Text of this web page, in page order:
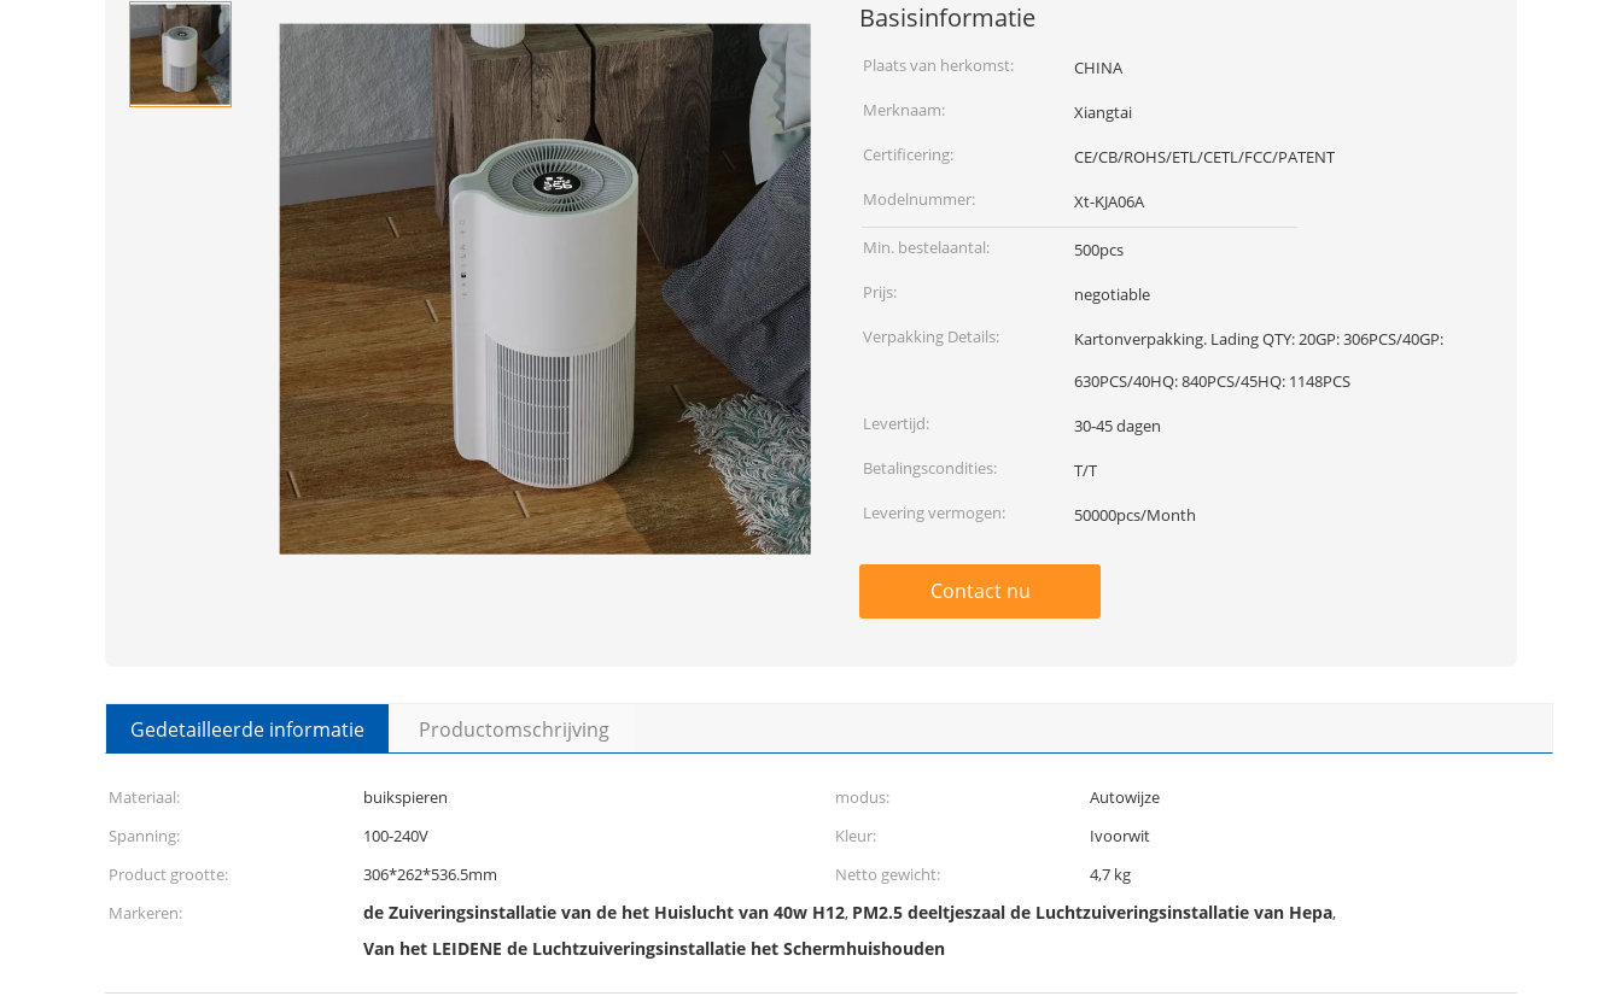
Basisinformatie
Plaats van herkomst:
CHINA
Merknaam:
Xiangtai
Certificering:
CE/CB/ROHS/ETL/CETL/FCC/PATENT
Modelnummer:
Xt-KJA06A
Min. bestelaantal:
500pcs
Prijs:
negotiable
Verpakking Details:
Kartonverpakking. Lading QTY: 20GP: 306PCS/40GP:
630PCS/40HQ: 840PCS/45HQ: 1148PCS
Levertijd:
30-45 dagen
Betalingscondities:
T/T
Levering vermogen:
50000pcs/Month
Contact nu
Gedetailleerde informatie Productomschrijving
Materiaal: buikspieren modus:
Autowijze
Spanning:
100-240V Kleur:
Ivoorwit
Product grootte:
306*262*536.5mm Netto gewicht:
4,7 kg
Markeren:
de Zuiveringsinstallatie van de het Huislucht van 40w H12, PM2.5 deeltjeszaal de Luchtzuiveringsinstallatie van Hepa,
Van het LEIDENE de Luchtzuiveringsinstallatie het Schermhuishouden